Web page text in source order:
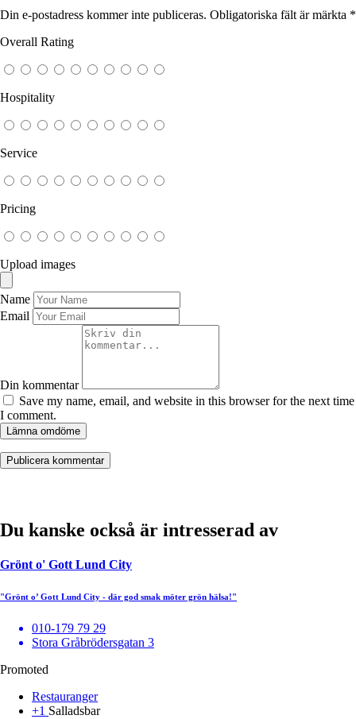
Din e-postadress kommer inte publiceras. Obligatoriska fält är märkta *
Overall Rating
Hospitality
Service
Pricing
Upload images
Name
Email
Din kommentar
Save my name, email, and website in this browser for the next time
I comment.
Lämna omdöme
Du kanske också är intresserad av
Grönt o' Gott Lund City
"Grönt o’ Gott Lund City - där god smak möter grön hälsa!"
010-179 79 29
Stora Gråbrödersgatan 3
Promoted
Restauranger
+1 Salladsbar